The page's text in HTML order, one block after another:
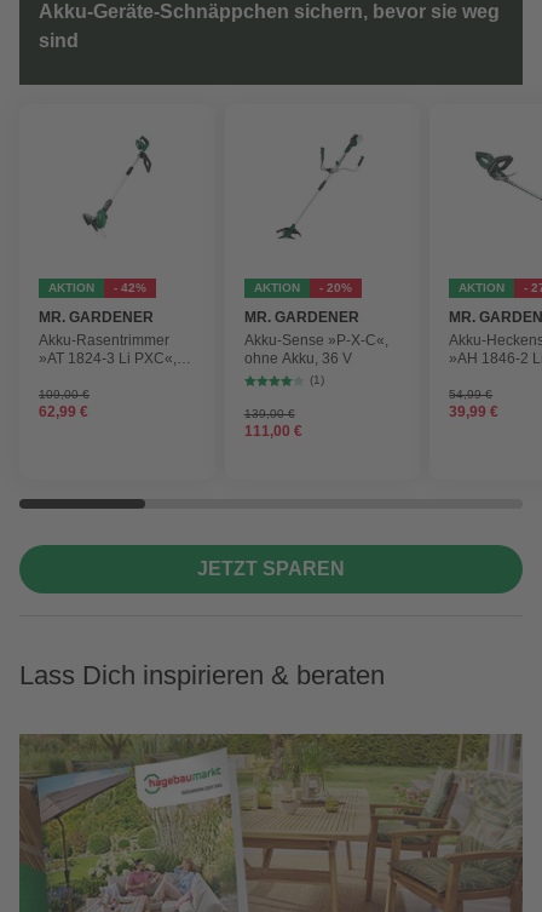
Akku-Geräte-Schnäppchen sichern, bevor sie weg
sind
AKTION - 42%
MR. GARDENER
Akku-Rasentrimmer
»AT 1824-3 Li PXC«,
109,00 €
62,99 €
AKTION - 20%
MR. GARDENER
Akku-Sense »P-X-C«,
ohne Akku, 36 V
(1)
139,00 €
111,00 €
AKTION -
MR.
Akku-
»AH 1846-2
54,99 €
39,99 €
JETZT SPAREN
Lass Dich inspirieren & beraten